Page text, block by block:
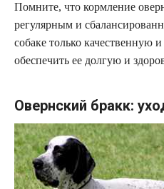
Помните, что кормление
регулярным и
собаке только качественную
обеспечить ее долгую и
Овернский бракк: